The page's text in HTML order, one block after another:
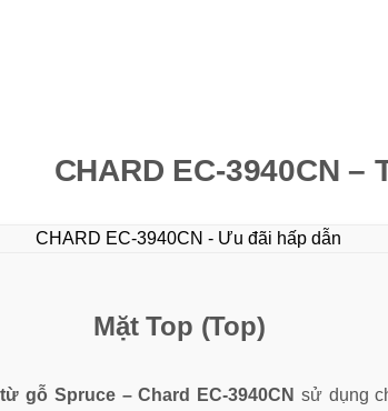
CHARD EC-3940CN
Mặt Top (Top)
gỗ Spruce – Chard EC-3940CN sử dụng